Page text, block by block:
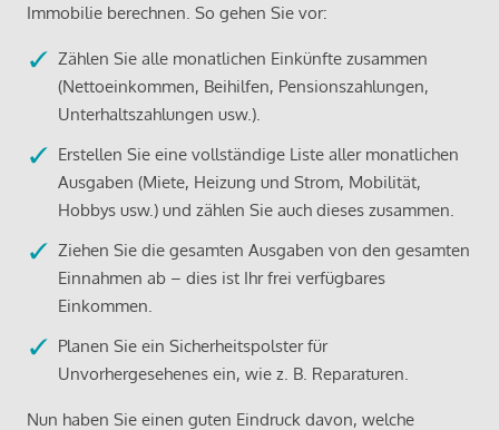
Immobilie berechnen. So gehen Sie vor:
Zählen Sie alle monatlichen Einkünfte zusammen
(Nettoeinkommen, Beihilfen, Pensionszahlungen,
Unterhaltszahlungen usw.).
Erstellen Sie eine vollständige Liste aller monatlichen
Ausgaben (Miete, Heizung und Strom, Mobilität,
Hobbys usw.) und zählen Sie auch dieses zusammen.
Ziehen Sie die gesamten Ausgaben von den gesamten
Einnahmen ab – dies ist Ihr frei verfügbares
Einkommen.
Planen Sie ein Sicherheitspolster für
Unvorhergesehenes ein, wie z. B. Reparaturen.
Nun haben Sie einen guten Eindruck davon, welche